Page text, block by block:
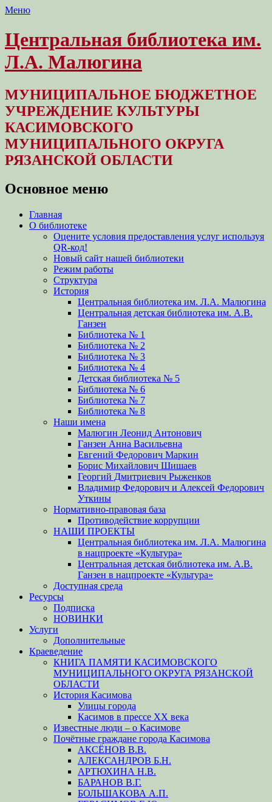
Меню
Центральная библиотека им.
Л.А. Малюгина
МУНИЦИПАЛЬНОЕ БЮДЖЕТНОЕ
УЧРЕЖДЕНИЕ КУЛЬТУРЫ
КАСИМОВСКОГО
МУНИЦИПАЛЬНОГО ОКРУГА
РЯЗАНСКОЙ ОБЛАСТИ
Основное меню
Перейти
содержимому
Главная
О библиотеке
Оцените условия предоставления услуг используя
QR-код!
Новый сайт нашей библиотеки
Режим работы
Структура
История
Центральная библиотека им. Л.А. Малюгина
Центральная детская библиотека им. А.В.
Ганзен
Библиотека № 1
Библиотека № 2
Библиотека № 3
Библиотека № 4
Детская библиотека № 5
Библиотека № 6
Библиотека № 7
Библиотека № 8
Наши имена
Малюгин Леонид Антонович
Ганзен Анна Васильевна
Евгений Федорович Маркин
Борис Михайлович Шишаев
Георгий Дмитриевич Рыженков
Владимир Федорович и Алексей Федорович
Уткины
Нормативно-правовая база
Противодействие коррупции
НАШИ ПРОЕКТЫ
Центральная библиотека им. Л.А. Малюгина
в нацпроекте «Культура»
Центральная детская библиотека им. А.В.
Ганзен в нацпроекте «Культура»
Доступная среда
Ресурсы
Подписка
НОВИНКИ
Услуги
Дополнительные
Краеведение
КНИГА ПАМЯТИ КАСИМОВСКОГО
МУНИЦИПАЛЬНОГО ОКРУГА РЯЗАНСКОЙ
ОБЛАСТИ
История Касимова
Улицы города
Касимов в прессе XX века
Известные люди – о Касимове
Почётные граждане города Касимова
АКСЁНОВ В.В.
АЛЕКСАНДРОВ Б.Н.
АРТЮХИНА Н.В.
БАРАНОВ В.Г.
БОЛЬШАКОВА А.П.